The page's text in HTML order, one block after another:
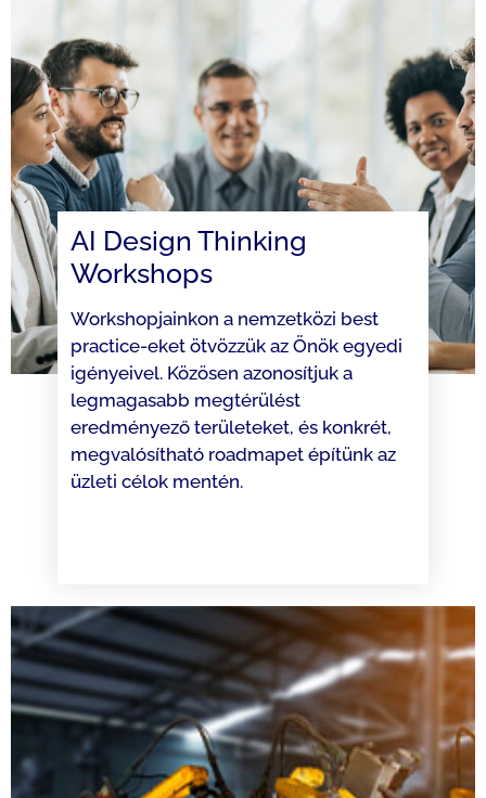
AI Design Thinking
Workshops
Workshopjainkon a nemzetközi best
practice-eket ötvözzük az Önök egyedi
igényeivel. Közösen azonosítjuk a
legmagasabb megtérülést
eredményező területeket, és konkrét,
megvalósítható roadmapet építünk az
üzleti célok mentén.